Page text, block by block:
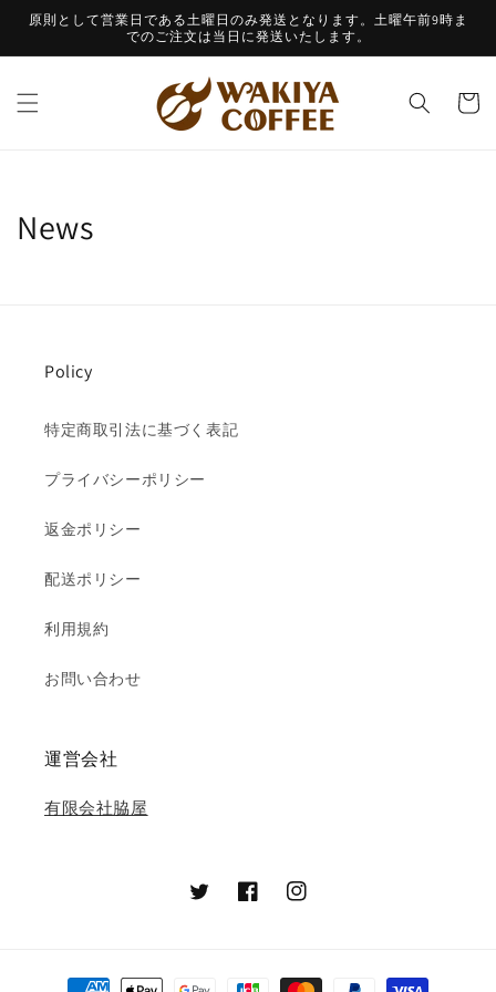
ンツに
原則として営業日である土曜日のみ発送となります。土曜午前9時ま
でのご注文は当日に発送いたします。
ー
News
Policy
特定商取引法に基づく表記
プライバシーポリシー
返金ポリシー
配送ポリシー
利用規約
お問い合わせ
運営会社
有限会社脇屋
TwitterFacebookInstagram
決